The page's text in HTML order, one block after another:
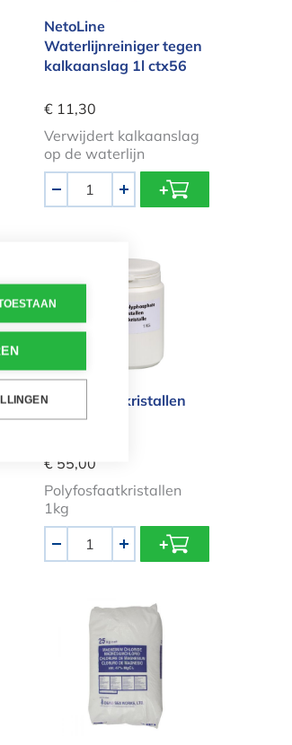
NetoLine
Waterlijnreiniger tegen
kalkaanslag 1l ctx56
€ 11,30
Verwijdert kalkaanslag
op de waterlijn
+
Polyfosfaatkristallen 1kg
Polyfosfaatkristallen
1kg
€ 55,00
Polyfosfaatkristallen
1kg
+
DA-GEN ACTIVATOR 25kg